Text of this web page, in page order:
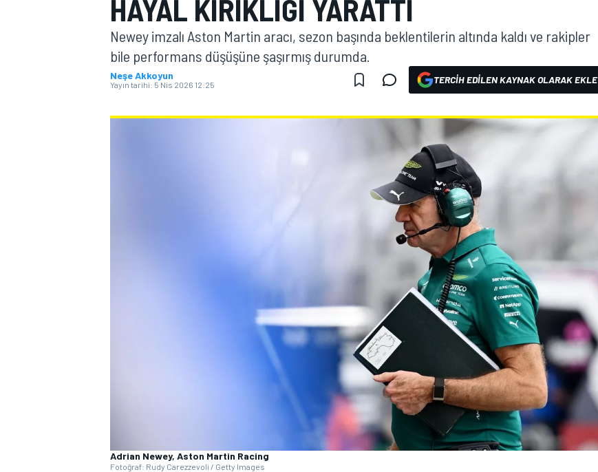
MOTOGP
HAYAL KIRIKLIĞI YARATTI
Newey imzalı Aston Martin aracı, sezon başında beklentilerin altında kaldı ve rakipler
bile performans düşüşüne şaşırmış durumda.
Neşe Akkoyun
Yayın tarihi: 5 Nis 2026 12:25 TERCIH EDILEN KAYNAK OLARAK EKLE
Adrian Newey, Aston Martin Racing
Fotoğraf: Rudy Carezzevoli / Getty Images